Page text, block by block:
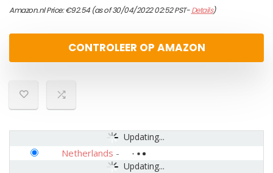
Amazon.nl Price:€92.54(as of 30/04/2022 02:52 PST-Details)
CONTROLEER OP AMAZON
Updating...
Updating...
Netherlands -